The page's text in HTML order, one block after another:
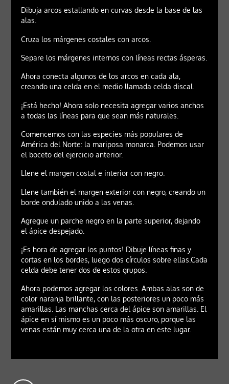
Dibuja arcos estallando en curvas desde la base de las
alas.
Cruza los márgenes costales con arcos.
Separe los márgenes internos con líneas rectas ásperas.
Ahora conecta algunos de los arcos en cada ala,
creando una celda en el medio llamada celda discal.
¡Está hecho! Ahora solo necesita agregar varios anchos
a todas las líneas para que sean más naturales.
Comencemos con las especies más populares de
América del Norte: la mariposa monarca. Podemos usar
el boceto del ejercicio anterior.
Llene el margen costal e interior con negro.
Llene también el margen exterior con negro, creando un
borde ondulado unido a las venas.
Agregue un parche negro en la parte superior, dejando
el ápice despejado.
¡Es hora de agregar los puntos! Dibuje líneas finas y
cortas en los bordes, luego dos círculos sobre ellas.Cada
celda debe tener dos de estos grupos.
Ahora podemos agregar los colores. Ambas alas son de
color naranja brillante, con las posteriores un poco más
amarillas. Las manchas cerca del ápice son amarillas. El
ápice en sí mismo es un poco más oscuro, porque las
venas están muy cerca una de la otra en este lugar.